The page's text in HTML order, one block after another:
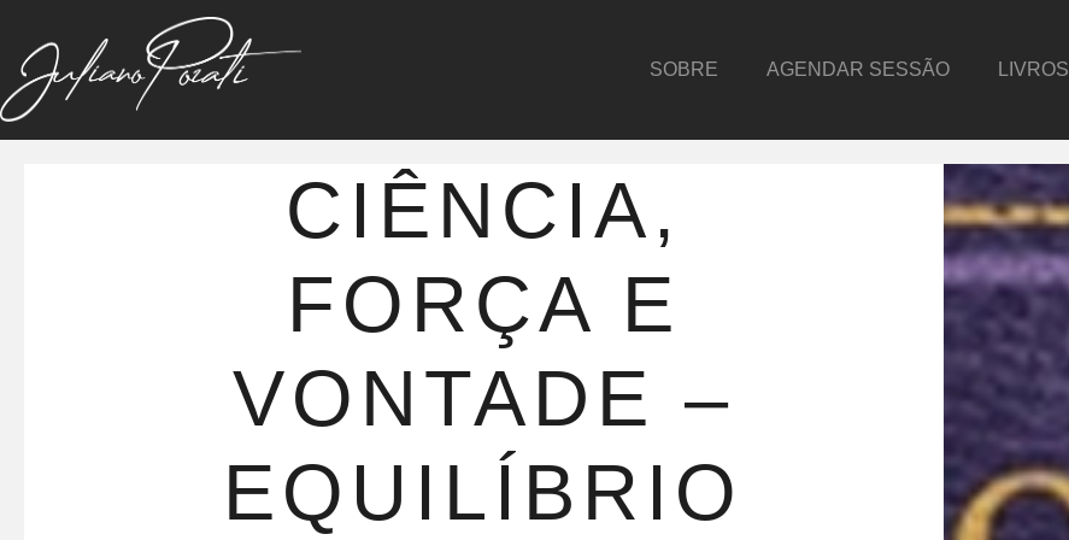
SOBRE AGENDAR SESSÃO LIVROS
CIÊNCIA,
FORÇA E
VONTADE –
EQUILÍBRIO